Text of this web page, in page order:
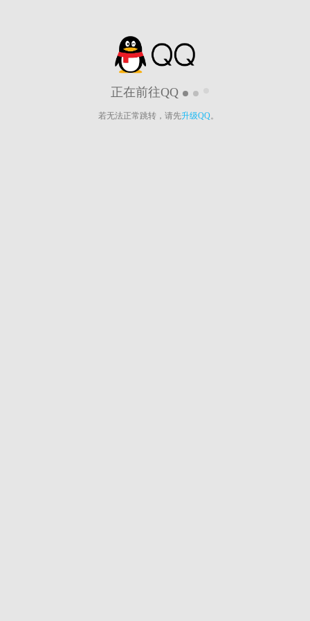
正在前往QQ
若无法正常跳转，请先升级QQ。